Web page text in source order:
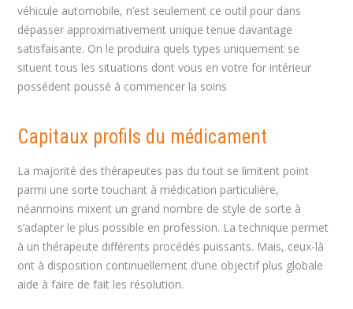
véhicule automobile, n’est seulement ce outil pour dans
dépasser approximativement unique tenue davantage
satisfaisante. On le produira quels types uniquement se
situent tous les situations dont vous en votre for intérieur
possédent poussé à commencer la soins
Capitaux profils du médicament
La majorité des thérapeutes pas du tout se limitent point
parmi une sorte touchant à médication particulière,
néanmoins mixent un grand nombre de style de sorte à
s’adapter le plus possible en profession. La technique permet
à un thérapeute différents procédés puissants. Mais, ceux-là
ont à disposition continuellement d’une objectif plus globale
aide à faire de fait les résolution.